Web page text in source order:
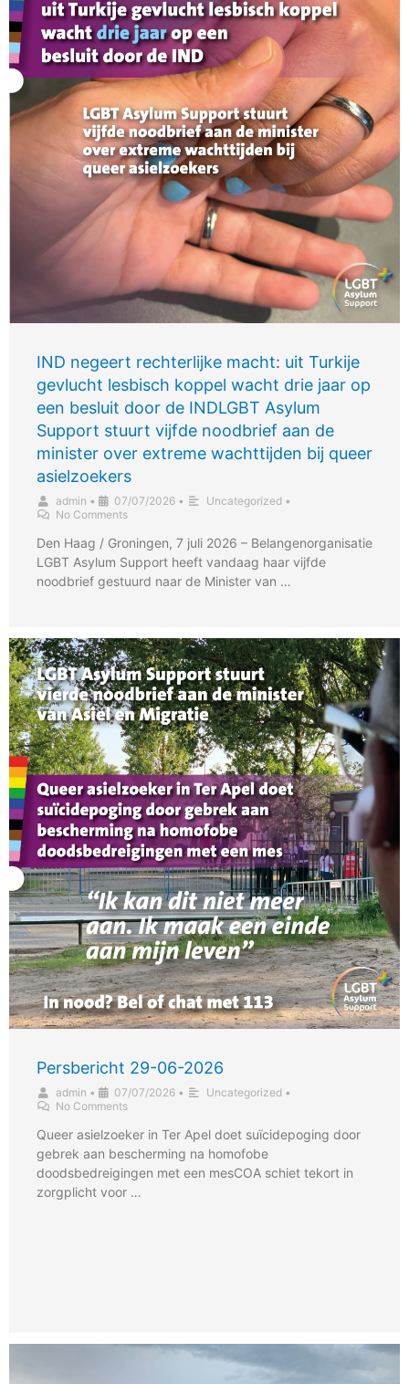
IND negeert rechterlijke macht: uit Turkije
gevlucht lesbisch koppel wacht drie jaar op
een besluit door de INDLGBT Asylum
Support stuurt vijfde noodbrief aan de
minister over extreme wachttijden bij queer
asielzoekers
admin • 07/07/2026 • Uncategorized •
No Comments
Den Haag / Groningen, 7 juli 2026 – Belangenorganisatie
LGBT Asylum Support heeft vandaag haar vijfde
noodbrief gestuurd naar de Minister van …
Persbericht 29-06-2026
admin • 07/07/2026 • Uncategorized •
No Comments
Queer asielzoeker in Ter Apel doet suïcidepoging door
gebrek aan bescherming na homofobe
doodsbedreigingen met een mesCOA schiet tekort in
zorgplicht voor …